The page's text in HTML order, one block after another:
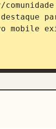
fitness